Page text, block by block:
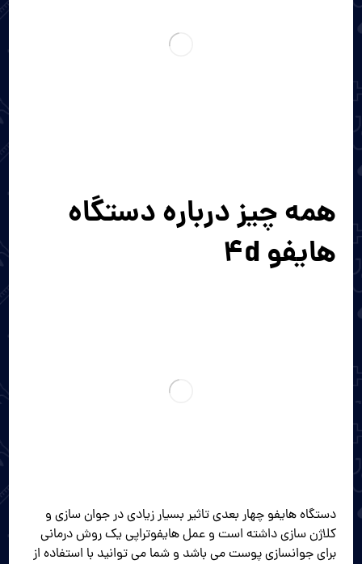
همه چیز درباره دستگاه
هایفو ۴d
دستگاه هایفو چهار بعدی تاثیر بسیار زیادی در جوان سازی و
کلاژن سازی داشته است و عمل هایفو‌تراپی یک روش درمانی
برای جوانسازی پوست می باشد و شما می توانید با استفاده از